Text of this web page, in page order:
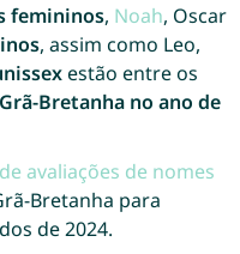
femininos, Noah, Oscar
, assim como Leo,
estão entre os
Bretanha no ano de
avaliações de nomes
Bretanha para
de 2024.